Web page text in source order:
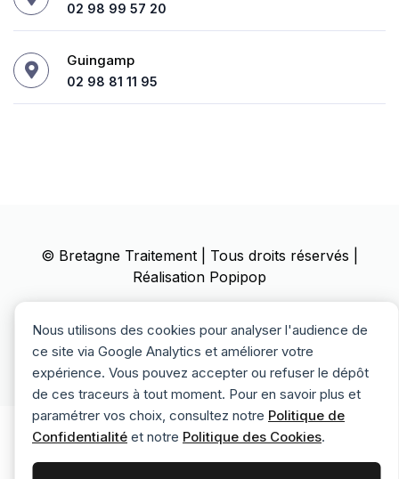
Nous utilisons des cookies pour analyser l'audience de
ce site via Google Analytics et améliorer votre
expérience. Vous pouvez accepter ou refuser le dépôt
de ces traceurs à tout moment. Pour en savoir plus et
paramétrer vos choix, consultez notre Politique de
Confidentialité et notre Politique des Cookies.
02 98 99 57 20
Guingamp
02 98 81 11 95
© Bretagne Traitement | Tous droits réservés |
Réalisation Popipop
Mentions Légales
Politique de confidentialité
Politique des cookies